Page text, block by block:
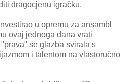
dragocjenu igračku.
u opremu za ansambl
ovaj jednoga dana vrati
se glazba svirala s
i talentom na vlastoručno